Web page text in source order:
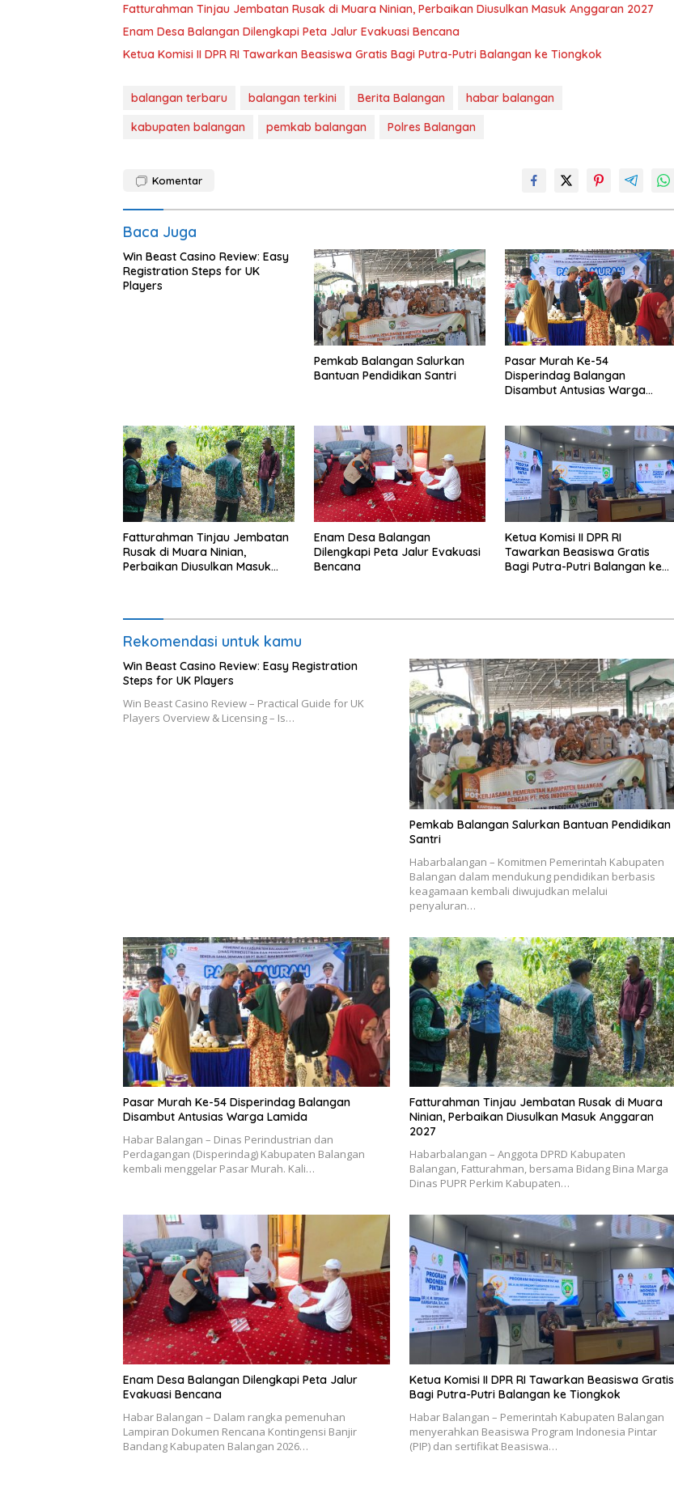
Fatturahman Tinjau Jembatan Rusak di Muara Ninian, Perbaikan Diusulkan Masuk Anggaran 2027
Enam Desa Balangan Dilengkapi Peta Jalur Evakuasi Bencana
Ketua Komisi II DPR RI Tawarkan Beasiswa Gratis Bagi Putra-Putri Balangan ke Tiongkok
balangan terbaru balangan terkini Berita Balangan
habar balangan
kabupaten balangan
pemkab balangan Polres Balangan
Komentar
Baca Juga
Win Beast Casino Review: Easy
Registration Steps for UK
Players
Pemkab Balangan Salurkan
Bantuan Pendidikan Santri
Pasar Murah Ke-54
Disperindag Balangan
Disambut Antusias Warga
Fatturahman Tinjau Jembatan
Rusak di Muara Ninian,
Perbaikan Diusulkan Masuk
Enam Desa Balangan
Dilengkapi Peta Jalur Evakuasi
Bencana
Ketua Komisi II DPR RI
Tawarkan Beasiswa Gratis
Bagi Putra-Putri Balangan ke
Rekomendasi untuk kamu
Win Beast Casino Review: Easy Registration
Steps for UK Players
Win Beast Casino Review – Practical Guide for UK
Players Overview & Licensing – Is…
Pemkab Balangan Salurkan Bantuan Pendidikan
Santri
Habarbalangan – Komitmen Pemerintah Kabupaten
Balangan dalam mendukung pendidikan berbasis
keagamaan kembali diwujudkan melalui
penyaluran…
Pasar Murah Ke-54 Disperindag Balangan
Disambut Antusias Warga Lamida
Habar Balangan – Dinas Perindustrian dan
Perdagangan (Disperindag) Kabupaten Balangan
kembali menggelar Pasar Murah. Kali…
Fatturahman Tinjau Jembatan Rusak di Muara
Ninian, Perbaikan Diusulkan Masuk Anggaran
2027
Habarbalangan – Anggota DPRD Kabupaten
Balangan, Fatturahman, bersama Bidang Bina Marga
Dinas PUPR Perkim Kabupaten…
Enam Desa Balangan Dilengkapi Peta Jalur
Evakuasi Bencana
Habar Balangan – Dalam rangka pemenuhan
Lampiran Dokumen Rencana Kontingensi Banjir
Bandang Kabupaten Balangan 2026…
Ketua Komisi II DPR RI Tawarkan Beasiswa Gratis
Bagi Putra-Putri Balangan ke Tiongkok
Habar Balangan – Pemerintah Kabupaten Balangan
menyerahkan Beasiswa Program Indonesia Pintar
(PIP) dan sertifikat Beasiswa…